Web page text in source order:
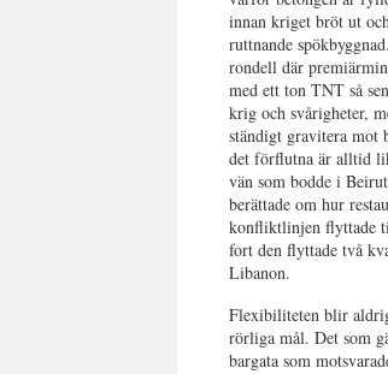
innan kriget bröt ut
ruttnande
rondell där
med ett ton TNT så
krig och svårigheter,
ständigt gravitera mot
det förflutna är alltid
vän som bodde i
berättade om hur
konfliktlinjen flyttade
fort den flyttade två
Libanon.
Flexibiliteten blir
rörliga mål. Det som
bargata som